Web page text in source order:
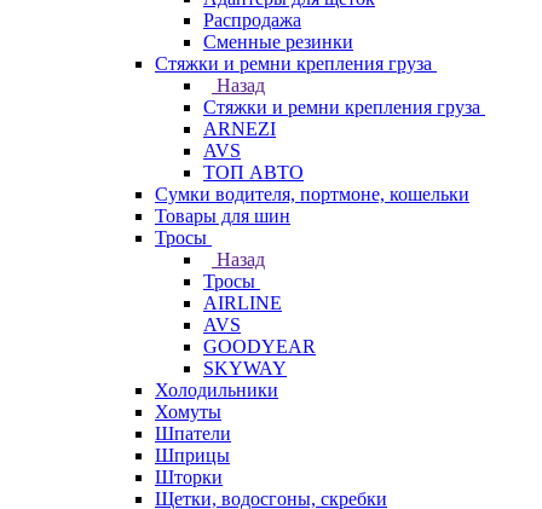
Распродажа
Сменные резинки
Стяжки и ремни крепления груза
Назад
Стяжки и ремни крепления груза
ARNEZI
AVS
ТОП АВТО
Сумки водителя, портмоне, кошельки
Товары для шин
Тросы
Назад
Тросы
AIRLINE
AVS
GOODYEAR
SKYWAY
Холодильники
Хомуты
Шпатели
Шприцы
Шторки
Щетки, водосгоны, скребки